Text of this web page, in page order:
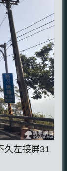
久左接屏31